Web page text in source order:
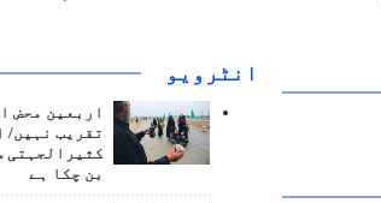
انٹرويو
اربعین محض
تقریب نہیں/
کثیرالجہتی
بن چکا ہے